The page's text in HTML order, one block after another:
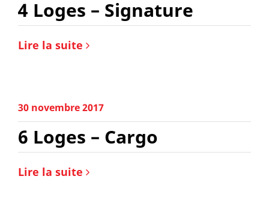
4 Loges – Signature
Lire la suite
30 novembre 2017
6 Loges – Cargo
Lire la suite